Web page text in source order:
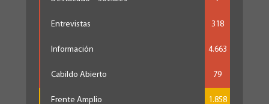
Entrevistas 318
Información 4.663
Cabildo Abierto 79
Frente Amplio 1.858